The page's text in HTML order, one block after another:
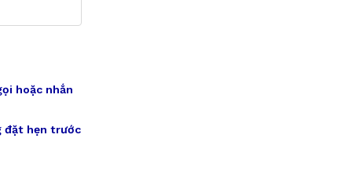
hoặc nhắn
đặt hẹn trước